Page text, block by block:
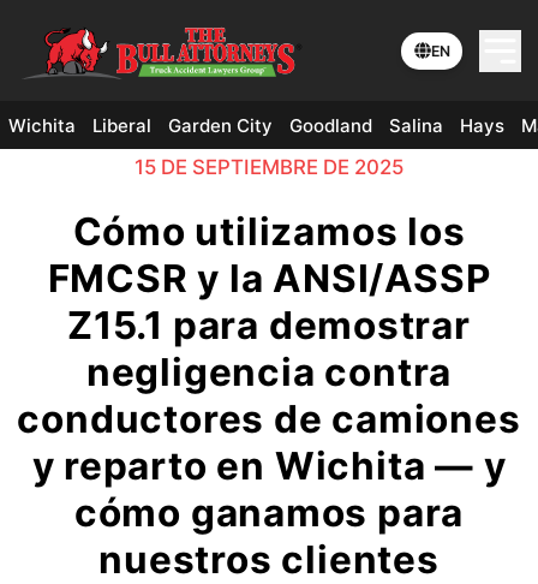
EN
Wichita Liberal Garden City Goodland Salina Hays
15 DE SEPTIEMBRE DE 2025
Cómo utilizamos los
FMCSR y la ANSI/ASSP
Z15.1 para demostrar
negligencia contra
conductores de camiones
y reparto en Wichita — y
cómo ganamos para
nuestros clientes